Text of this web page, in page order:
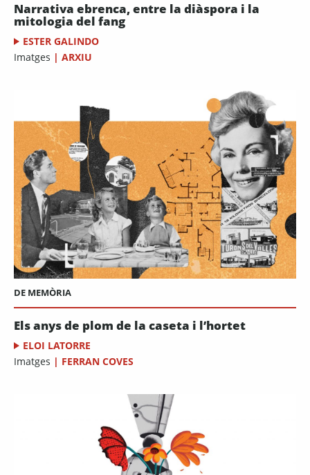
Narrativa ebrenca, entre la diàspora i la
mitologia del fang
ESTER GALINDO
Imatges | ARXIU
DE MEMÒRIA
Els anys de plom de la caseta i l’hortet
ELOI LATORRE
Imatges | FERRAN COVES